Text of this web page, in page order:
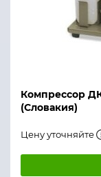
Компрессор
(Словакия)
Цену уточняйте